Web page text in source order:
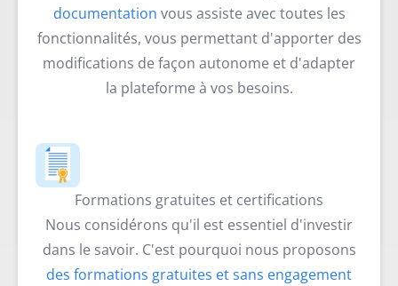
documentation vous assiste avec toutes les
fonctionnalités, vous permettant d'apporter des
modifications de façon autonome et d'adapter
la plateforme à vos besoins.
Formations gratuites et certifications
Nous considérons qu'il est essentiel d'investir
dans le savoir. C'est pourquoi nous proposons
des formations gratuites et sans engagement